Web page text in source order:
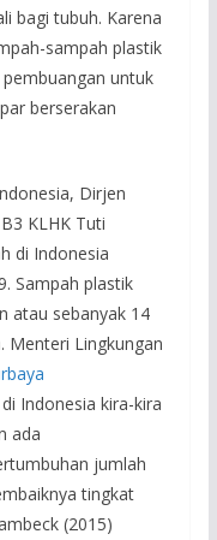
bagi tubuh. Karena
sampah plastik
untuk
berserakan
Dirjen
KLHK Tuti
di Indonesia
Sampah plastik
atau sebanyak 14
Menteri Lingkungan
di Indonesia kira-kira
ada
jumlah
tingkat
(2015)